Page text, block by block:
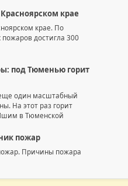
крае
крае. По
достигла 300
под Тюменью горит
один масштабный
На этот раз горит
в Тюменской
пожар
Причины пожара